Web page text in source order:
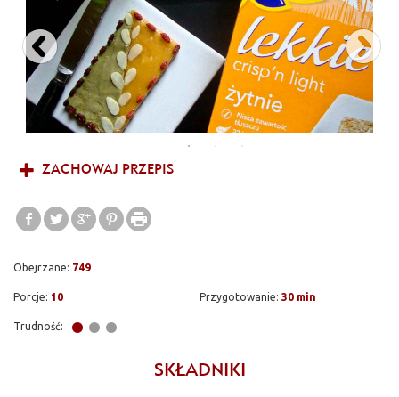
Doskonała alternatywa dla kalorycznych i zwykle dość ciężkich
tradycyjnych mazurków, dodatkowo - robi się szybko i równie
szybko znika - co jest jedynym mankamentem ;) Bardzo
polecam!
ZACHOWAJ PRZEPIS
Obejrzane: 749
Porcje: 10 Przygotowanie: 30 min
Trudność:
SKŁADNIKI